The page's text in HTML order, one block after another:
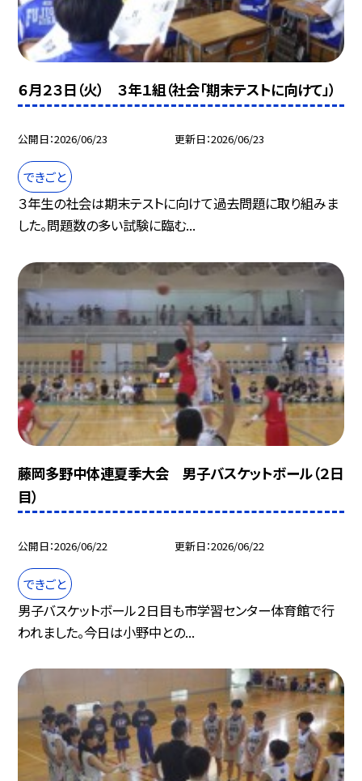
６月２３日（火） ３年１組（社会「期末テストに向けて」）
公開日 2026/06/23 更新日 2026/06/23
できごと
３年生の社会は期末テストに向けて過去問題に取り組みま
した。問題数の多い試験に臨む...
藤岡多野中体連夏季大会 男子バスケットボール（２日
目）
公開日 2026/06/22 更新日 2026/06/22
できごと
男子バスケットボール２日目も市学習センター体育館で行
われました。今日は小野中との...